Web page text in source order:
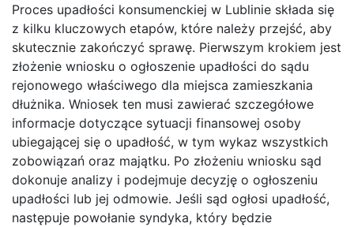
Proces upadłości konsumenckiej w Lublinie składa się
z kilku kluczowych etapów, które należy przejść, aby
skutecznie zakończyć sprawę. Pierwszym krokiem jest
złożenie wniosku o ogłoszenie upadłości do sądu
rejonowego właściwego dla miejsca zamieszkania
dłużnika. Wniosek ten musi zawierać szczegółowe
informacje dotyczące sytuacji finansowej osoby
ubiegającej się o upadłość, w tym wykaz wszystkich
zobowiązań oraz majątku. Po złożeniu wniosku sąd
dokonuje analizy i podejmuje decyzję o ogłoszeniu
upadłości lub jej odmowie. Jeśli sąd ogłosi upadłość,
następuje powołanie syndyka, który będzie